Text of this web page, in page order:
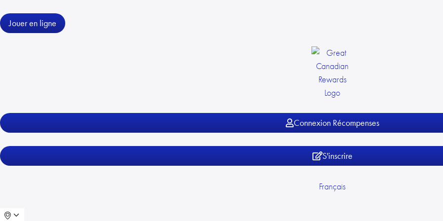
Jouer en ligne
Connexion Récompenses
S'inscrire
Français